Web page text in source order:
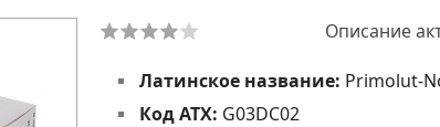
Описание
Латинское название: Primolut-
Код АТХ: G03DC02